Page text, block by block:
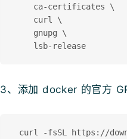
    ca-certificates \
    curl \
    gnupg \
3、添加 docker 的官方